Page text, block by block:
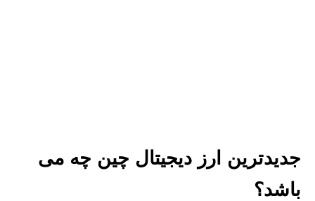
جدیدترین ارز دیجیتال چین چه می
باشد؟